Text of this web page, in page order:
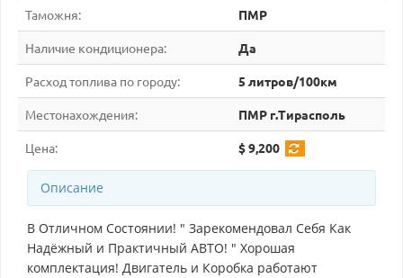
Таможня: ПМР
Наличие кондиционера: Да
Расход топлива по городу: 5 литров/100км
Местонахождения: ПМР г.Тирасполь
Цена: $ 9,200
Описание
В Отличном Состоянии! " Зарекомендовал Себя Как
Надёжный и Практичный АВТО! " Хорошая
комплектация! Двигатель и Коробка работают